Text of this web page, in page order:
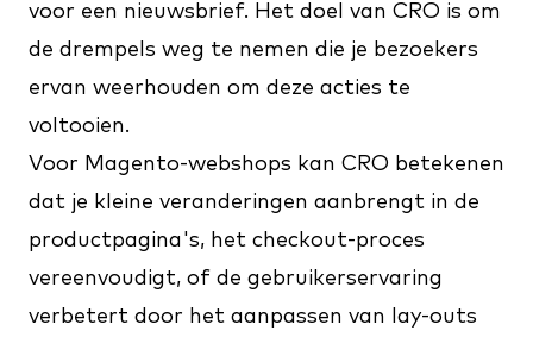
voor een nieuwsbrief. Het doel van CRO is om
de drempels weg te nemen die je bezoekers
ervan weerhouden om deze acties te
voltooien.
Voor Magento-webshops kan CRO betekenen
dat je kleine veranderingen aanbrengt in de
productpagina's, het checkout-proces
vereenvoudigt, of de gebruikerservaring
verbetert door het aanpassen van lay-outs